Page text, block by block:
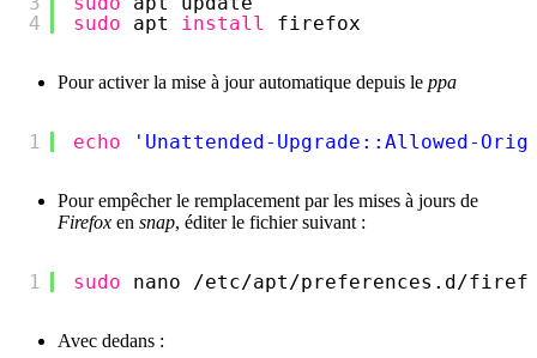
4
sudo
apt install firefox
Pour activer la mise à jour automatique depuis le ppa
1 echo 'Unattended-Upgrade::Allowed-
Pour empêcher le remplacement par les mises à jours de
Firefox en snap, éditer le fichier suivant :
1 sudo nano /etc/apt/preferences .d/
Avec dedans :